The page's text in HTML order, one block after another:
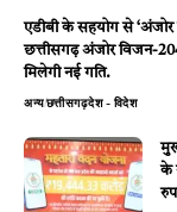
एडीबी के सहयोग से ‘अंजोर
छत्तीसगढ़ अंजोर विजन-
मिलेगी नई गति.
अन्यछत्तीसगढ़देश - विदेश
के